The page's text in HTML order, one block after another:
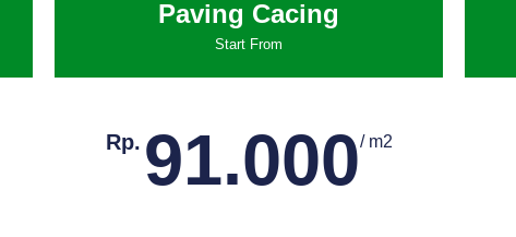
Paving Cacing
Start From
Rp. 91.000/ m2